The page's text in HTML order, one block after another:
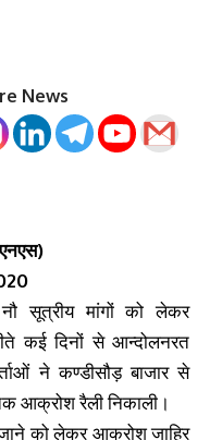
News
सूत्रीय मांगों को लेकर
कई दिनों से आन्दोलनरत
ने कण्डीसौड़ बाजार से
आक्रोश रैली निकाली।
को लेकर आक्रोश जाहिर